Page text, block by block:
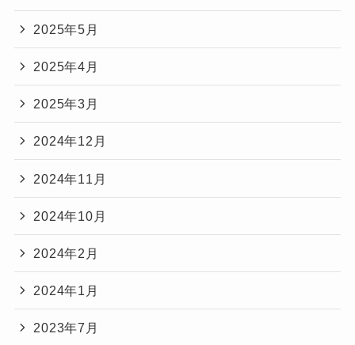
2025年5月
2025年4月
2025年3月
2024年12月
2024年11月
2024年10月
2024年2月
2024年1月
2023年7月